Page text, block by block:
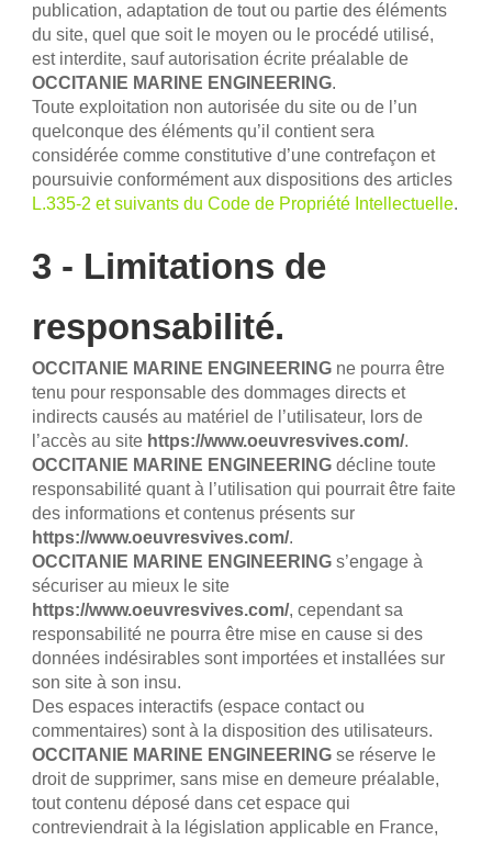
publication, adaptation de tout ou partie des éléments
du site, quel que soit le moyen ou le procédé utilisé,
est interdite, sauf autorisation écrite préalable de
OCCITANIE MARINE ENGINEERING.
Toute exploitation non autorisée du site ou de l’un
quelconque des éléments qu’il contient sera
considérée comme constitutive d’une contrefaçon et
poursuivie conformément aux dispositions des articles
L.335-2 et suivants du Code de Propriété Intellectuelle.
3 - Limitations de
responsabilité.
OCCITANIE MARINE ENGINEERING ne pourra être
tenu pour responsable des dommages directs et
indirects causés au matériel de l’utilisateur, lors de
l’accès au site https://www.oeuvresvives.com/.
OCCITANIE MARINE ENGINEERING décline toute
responsabilité quant à l’utilisation qui pourrait être faite
des informations et contenus présents sur
https://www.oeuvresvives.com/.
OCCITANIE MARINE ENGINEERING s’engage à
sécuriser au mieux le site
https://www.oeuvresvives.com/, cependant sa
responsabilité ne pourra être mise en cause si des
données indésirables sont importées et installées sur
son site à son insu.
Des espaces interactifs (espace contact ou
commentaires) sont à la disposition des utilisateurs.
OCCITANIE MARINE ENGINEERING se réserve le
droit de supprimer, sans mise en demeure préalable,
tout contenu déposé dans cet espace qui
contreviendrait à la législation applicable en France,